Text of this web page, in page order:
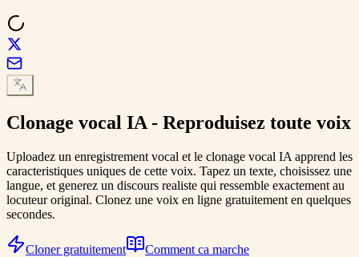
Clonage vocal IA - Reproduisez toute voix
Uploadez un enregistrement vocal et le clonage vocal IA apprend les
caracteristiques uniques de cette voix. Tapez un texte, choisissez une
langue, et generez un discours realiste qui ressemble exactement au
locuteur original. Clonez une voix en ligne gratuitement en quelques
secondes.
Cloner gratuitement Comment ca marche